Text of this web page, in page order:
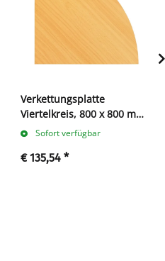
Verkettungsplatte
Viertelkreis, 800 x 800 mm,
bucheSofort verfügbar
€ 135,54 *